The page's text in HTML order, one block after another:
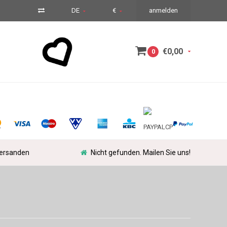
DE € anmelden
0 €0,00
Nicht gefunden. Mailen Sie uns!